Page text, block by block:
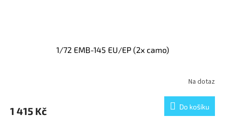
1/72 EMB-145 EU/EP (2x camo)
Na dotaz
1 415 Kč Do košíku